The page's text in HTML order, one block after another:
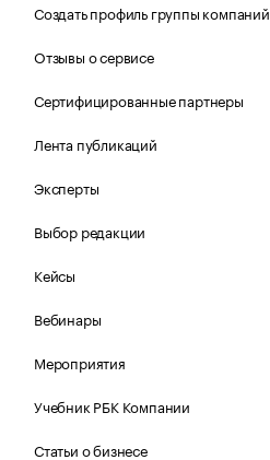
Создать профиль группы компаний
Отзывы о сервисе
Сертифицированные партнеры
Лента публикаций
Эксперты
Выбор редакции
Кейсы
Вебинары
Мероприятия
Учебник РБК Компании
Статьи о бизнесе